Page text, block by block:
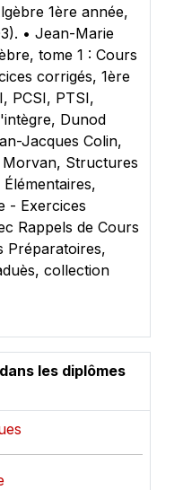
1ère année,
• Jean-Marie
tome 1 : Cours
corrigés, 1ère
PCSI, PTSI,
Dunod
Jacques Colin,
Structures
- Exercices
Rappels de Cours
Préparatoires,
collection
les diplômes